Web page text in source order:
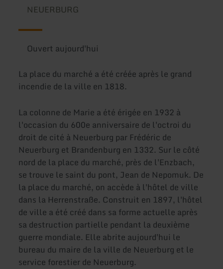
NEUERBURG
Ouvert aujourd'hui
La place du marché a été créée après le grand
incendie de la ville en 1818.
La colonne de Marie a été érigée en 1932 à
l'occasion du 600e anniversaire de l'octroi du
droit de cité à Neuerburg par Frédéric de
Neuerburg et Brandenburg en 1332. Sur le côté
nord de la place du marché, près de l'Enzbach,
se trouve le saint du pont, Jean de Nepomuk. De
la place du marché, on accède à l'hôtel de ville
dans la Herrenstraße. Construit en 1897, l'hôtel
de ville a été créé dans sa forme actuelle après
sa destruction partielle pendant la deuxième
guerre mondiale. Elle abrite aujourd'hui le
bureau du maire de la ville de Neuerburg et le
service forestier de Neuerburg.